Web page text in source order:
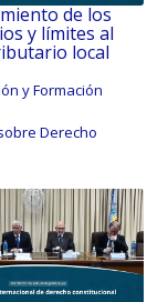
de los
y límites al
local
y Formación
Derecho